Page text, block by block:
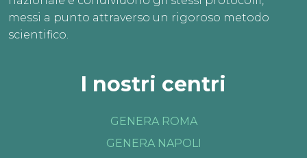
messi a punto attraverso un rigoroso metodo
scientifico.
I nostri centri
GENERA ROMA
GENERA NAPOLI